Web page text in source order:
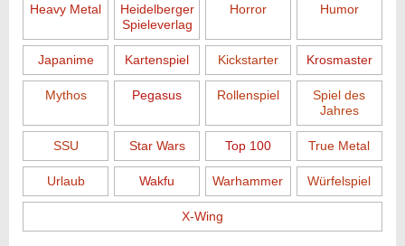
Heavy Metal
Heidelberger
Spieleverlag
Horror Humor
Japanime Kartenspiel Kickstarter Krosmaster
Mythos Pegasus Rollenspiel
Spiel des
Jahres
SSU Star Wars Top 100 True Metal
Urlaub Wakfu Warhammer Würfelspiel
X-Wing